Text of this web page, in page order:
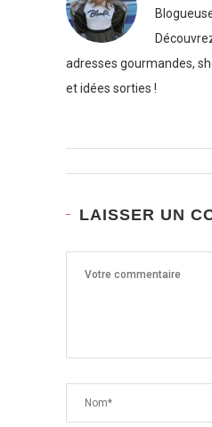
adresses gourmandes,
et idées sorties !
LAISSER UN